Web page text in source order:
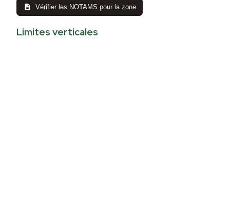
Vérifier les NOTAMS pour la zone
Limites verticales